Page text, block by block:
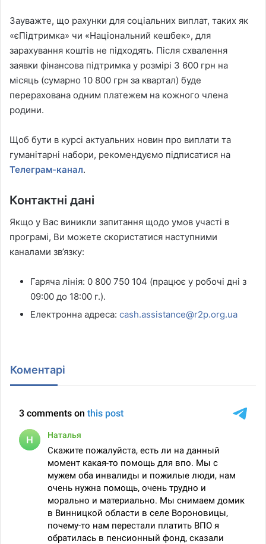
Зауважте, що рахунки для соціальних виплат, таких як
«єПідтримка» чи «Національний кешбек», для
зарахування коштів не підходять. Після схвалення
заявки фінансова підтримка у розмірі 3 600 грн на
місяць (сумарно 10 800 грн за квартал) буде
перерахована одним платежем на кожного члена
родини.
Щоб бути в курсі актуальних новин про виплати та
гуманітарні набори, рекомендуємо підписатися на
Телеграм-канал.
Контактні дані
Якщо у Вас виникли запитання щодо умов участі в
програмі, Ви можете скористатися наступними
каналами зв’язку:
Гаряча лінія: 0 800 750 104 (працює у робочі дні з
09:00 до 18:00 г.).
Електронна адреса: cash.assistance@r2p.org.ua
Коментарі